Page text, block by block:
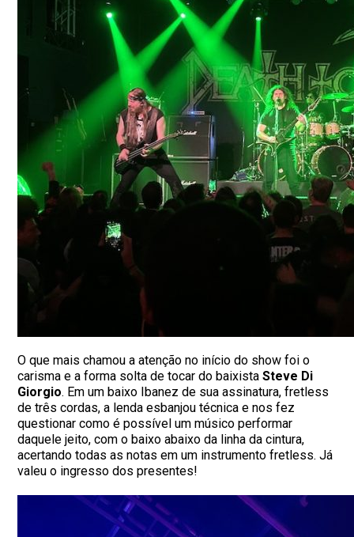
O que mais chamou a atenção no início do show foi o
carisma e a forma solta de tocar do baixistaSteve Di
Giorgio. Em um baixo Ibanez de sua assinatura, fretless
de três cordas, a lenda esbanjou técnica e nos fez
questionar como é possível um músico performar
daquele jeito, com o baixo abaixo da linha da cintura,
acertando todas as notas em um instrumento fretless. Já
valeu o ingresso dos presentes!